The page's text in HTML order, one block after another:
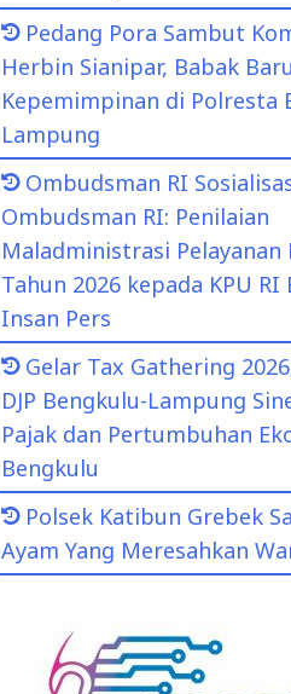
Pedang Pora Sambut
Herbin Sianipar, Babak Baru
Kepemimpinan di Polresta
Lampung
Ombudsman RI
Ombudsman RI: Penilaian
Maladministrasi Pelayanan
Tahun 2026 kepada KPU RI
Insan Pers
Gelar Tax Gathering
DJP Bengkulu-Lampung
Pajak dan Pertumbuhan
Bengkulu
Polsek Katibun Grebek
Ayam Yang Meresahkan